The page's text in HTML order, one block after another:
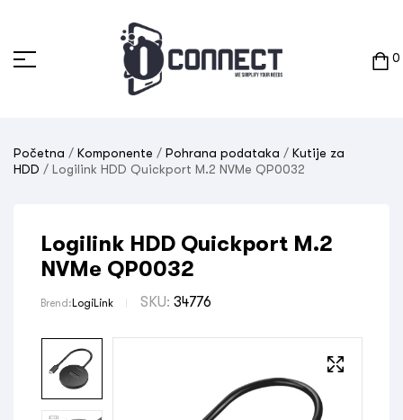
0
Početna / Komponente / Pohrana podataka / Kutije za
HDD / Logilink HDD Quickport M.2 NVMe QP0032
Logilink HDD Quickport M.2
NVMe QP0032
Brend: LogiLink SKU: 34776